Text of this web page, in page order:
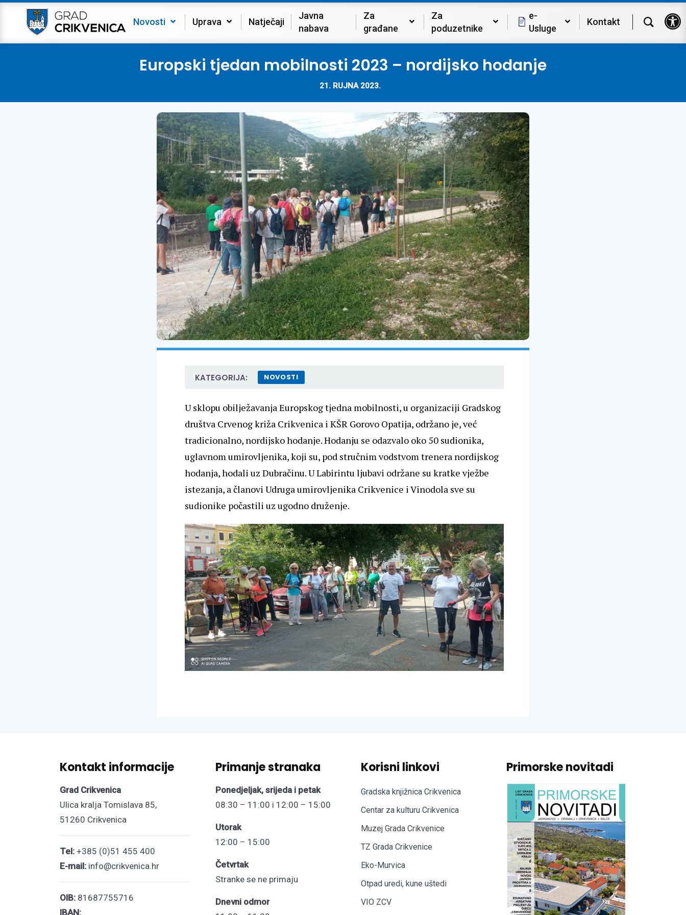
Novosti Uprava Natječaji
Javna
nabava
Za
građane
Za
poduzetnike
e-
Usluge
Kontakt
Europski tjedan mobilnosti 2023 – nordijsko hodanje
21. RUJNA 2023.
KATEGORIJA: NOVOSTI
U sklopu obilježavanja Europskog tjedna mobilnosti, u organizaciji Gradskog
društva Crvenog križa Crikvenica i KŠR Gorovo Opatija, održano je, već
tradicionalno, nordijsko hodanje. Hodanju se odazvalo oko 50 sudionika,
uglavnom umirovljenika, koji su, pod stručnim vodstvom trenera nordijskog
hodanja, hodali uz Dubračinu. U Labirintu ljubavi održane su kratke vježbe
istezanja, a članovi Udruga umirovljenika Crikvenice i Vinodola sve su
sudionike počastili uz ugodno druženje.
Kontakt informacije
Grad Crikvenica
Ulica kralja Tomislava 85,
51260 Crikvenica
Tel: +385 (0)51 455 400
E-mail: info@crikvenica.hr
OIB: 81687755716
IBAN:
Primanje stranaka
Ponedjeljak, srijeda i petak
08:30 – 11:00 i 12:00 – 15:00
Utorak
12:00 – 15:00
Četvrtak
Stranke se ne primaju
Dnevni odmor
Korisni linkovi
Gradska knjižnica Crikvenica
Centar za kulturu Crikvenica
Muzej Grada Crikvenice
TZ Grada Crikvenice
Eko-Murvica
Otpad uredi, kune uštedi
VIO ZCV
Primorske novitadi